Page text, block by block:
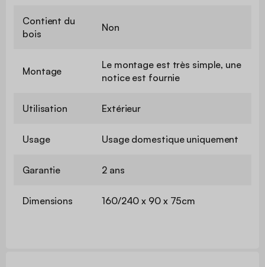
Contient du
bois
Non
Montage
Le montage est très simple, une
notice est fournie
Utilisation Extérieur
Usage Usage domestique uniquement
Garantie 2 ans
Dimensions 160/240 x 90 x 75cm